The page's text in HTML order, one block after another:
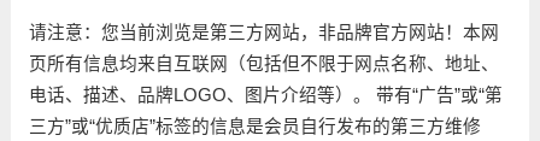
请注意：您当前浏览是第三方网站，非品牌官方网站！本网
页所有信息均来自互联网（包括但不限于网点名称、地址、
电话、描述、品牌LOGO、图片介绍等）。 带有“广告”或“第
三方”或“优质店”标签的信息是会员自行发布的第三方维修